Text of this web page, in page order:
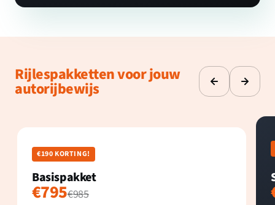
Rijlespakketten voor jouw
autorijbewijs
€190 KORTING!
Basispakket
€795€985